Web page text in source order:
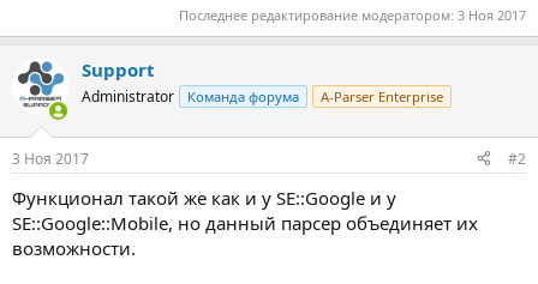
Последнее редактирование модератором: 3 Ноя 2017
Support
Administrator Команда форума A-Parser Enterprise
3 Ноя 2017 #2
Функционал такой же как и у SE::Google и у
SE::Google::Mobile, но данный парсер объединяет их
возможности.